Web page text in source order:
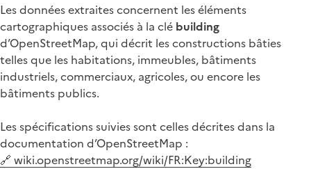
Les données extraites concernent les éléments
cartographiques associés à la clé building
d’OpenStreetMap, qui décrit les constructions bâties
telles que les habitations, immeubles, bâtiments
industriels, commerciaux, agricoles, ou encore les
bâtiments publics.
Les spécifications suivies sont celles décrites dans la
documentation d’OpenStreetMap :
🔗 wiki.openstreetmap.org/wiki/FR:Key:building